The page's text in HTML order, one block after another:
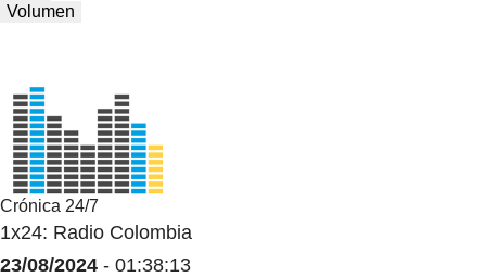
Volumen
Crónica 24/7
1x24: Radio Colombia
23/08/2024 - 01:38:13